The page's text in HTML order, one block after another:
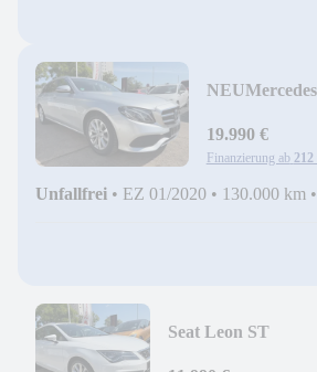
NEU
19.990 €
Finanzierung ab 212
Unfallfrei • EZ 01/2020 • 130.000 km •
Seat Leon ST